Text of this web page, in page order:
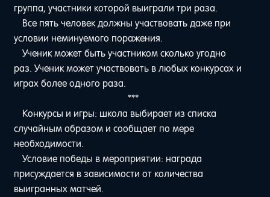
группа, участники которой выиграли три раза.
Все пять человек должны участвовать даже при
условии неминуемого поражения.
Ученик может быть участником сколько угодно
раз. Ученик может участвовать в любых конкурсах и
играх более одного раза.
***
Конкурсы и игры: школа выбирает из списка
случайным образом и сообщает по мере
необходимости.
Условие победы в мероприятии: награда
присуждается в зависимости от количества
выигранных матчей.